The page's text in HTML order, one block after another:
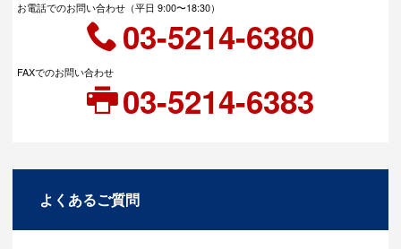
お電話でのお問い合わせ（平日 9:00〜18:30）
03-5214-6380
FAXでのお問い合わせ
03-5214-6383
よくあるご質問